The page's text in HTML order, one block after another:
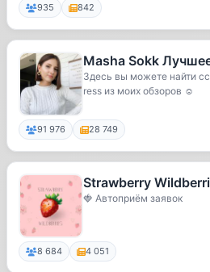
935 842
Masha Sokk
Здесь вы можете найти
ress из моих обзоров ☺️
91 976 28 749
Strawberry
🍓 Автоприём заявок
8 684 4 051